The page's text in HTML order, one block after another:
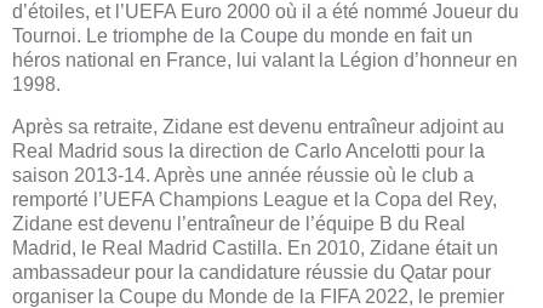
d’étoiles, et l’UEFA Euro 2000 où il a été nommé Joueur du
Tournoi. Le triomphe de la Coupe du monde en fait un
héros national en France, lui valant la Légion d’honneur en
1998.
Après sa retraite, Zidane est devenu entraîneur adjoint au
Real Madrid sous la direction de Carlo Ancelotti pour la
saison 2013-14. Après une année réussie où le club a
remporté l’UEFA Champions League et la Copa del Rey,
Zidane est devenu l’entraîneur de l’équipe B du Real
Madrid, le Real Madrid Castilla. En 2010, Zidane était un
ambassadeur pour la candidature réussie du Qatar pour
organiser la Coupe du Monde de la FIFA 2022, le premier